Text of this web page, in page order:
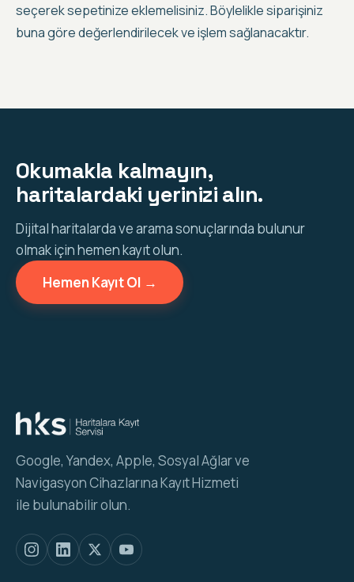
seçerek sepetinize eklemelisiniz. Böylelikle siparişiniz
buna göre değerlendirilecek ve işlem sağlanacaktır.
Okumakla kalmayın,
haritalardaki yerinizi alın.
Dijital haritalarda ve arama sonuçlarında bulunur
olmak için hemen kayıt olun.
Hemen Kayıt Ol →
Google, Yandex, Apple, Sosyal Ağlar ve
Navigasyon Cihazlarına Kayıt Hizmeti
ile bulunabilir olun.